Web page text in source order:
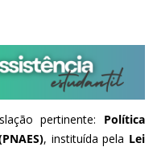
pertinente: Política
, instituída pela Lei